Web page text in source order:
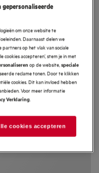
-
met
EU productinformatieblad
gelijkmatig garen.
om onze website te
Daarnaast delen we
op het vlak van sociale
cookies accepteren’, stem je in met
op de website,speciale
reclame tonen. Door te klikken
cookies. Dit kan invloed hebben
Voor meer informatie
Verklaring
cookies accepteren